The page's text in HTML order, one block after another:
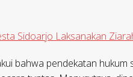
Sidoarjo Laksanakan
bahwa pendekatan